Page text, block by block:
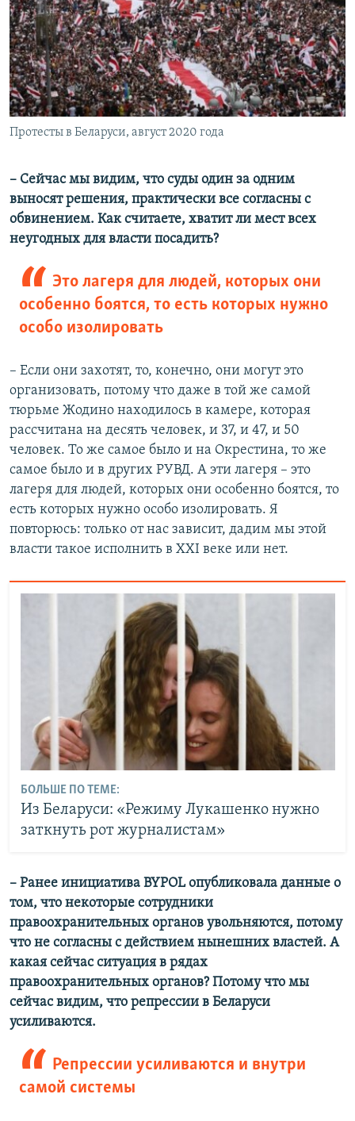
Протесты в Беларуси, август 2020 года
– Сейчас мы видим, что суды один за одним
выносят решения, практически все согласны с
обвинением. Как считаете, хватит ли мест всех
неугодных для власти посадить?
Это лагеря для людей, которых они
особенно боятся, то есть которых нужно
особо изолировать
– Если они захотят, то, конечно, они могут это
организовать, потому что даже в той же самой
тюрьме Жодино находилось в камере, которая
рассчитана на десять человек, и 37, и 47, и 50
человек. То же самое было и на Окрестина, то же
самое было и в других РУВД. А эти лагеря – это
лагеря для людей, которых они особенно боятся, то
есть которых нужно особо изолировать. Я
повторюсь: только от нас зависит, дадим мы этой
власти такое исполнить в XXI веке или нет.
БОЛЬШЕ ПО ТЕМЕ:
Из Беларуси: «Режиму Лукашенко нужно
заткнуть рот журналистам»
– Ранее инициатива BYPOL опубликовала данные о
том, что некоторые сотрудники
правоохранительных органов увольняются, потому
что не согласны с действием нынешних властей. А
какая сейчас ситуация в рядах
правоохранительных органов? Потому что мы
сейчас видим, что репрессии в Беларуси
усиливаются.
Репрессии усиливаются и внутри
самой системы